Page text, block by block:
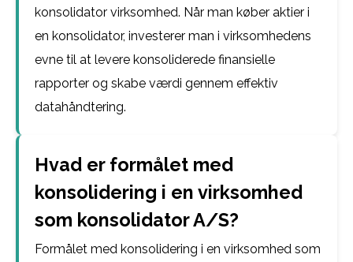
konsolidator virksomhed. Når man køber aktier i
en konsolidator, investerer man i virksomhedens
evne til at levere konsoliderede finansielle
rapporter og skabe værdi gennem effektiv
datahåndtering.
Hvad er formålet med
konsolidering i en virksomhed
som konsolidator A/S?
Formålet med konsolidering i en virksomhed som